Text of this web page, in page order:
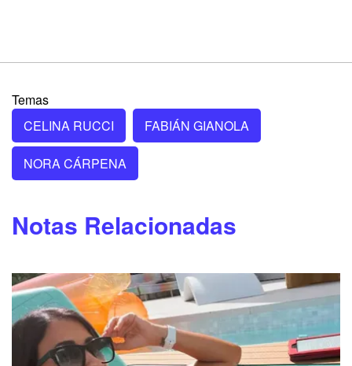
Temas
CELINA RUCCI
FABIÁN GIANOLA
NORA CÁRPENA
Notas Relacionadas